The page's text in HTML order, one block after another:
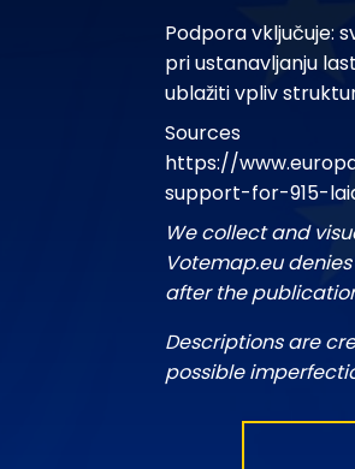
Podpora vključuje:
pri ustanavljanju
ublažiti vpliv
Sources
https://
support-for-915-
We collect and
Votemap.eu
after the
Descriptions are
possible